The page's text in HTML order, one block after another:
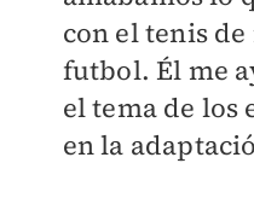
con el tenis
futbol. Él me
el tema de los
en la